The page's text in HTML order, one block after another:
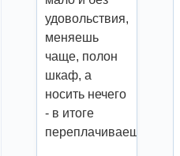
удовольствия,
меняешь
чаще, полон
шкаф, а
носить нечего
- в итоге
переплачиваешь